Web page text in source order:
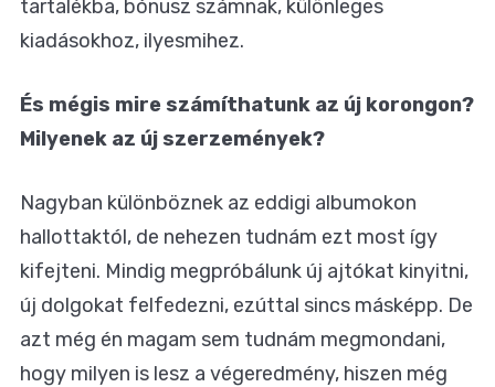
tartalékba, bónusz számnak, különleges
kiadásokhoz, ilyesmihez.
És mégis mire számíthatunk az új korongon?
Milyenek az új szerzemények?
Nagyban különböznek az eddigi albumokon
hallottaktól, de nehezen tudnám ezt most így
kifejteni. Mindig megpróbálunk új ajtókat kinyitni,
új dolgokat felfedezni, ezúttal sincs másképp. De
azt még én magam sem tudnám megmondani,
hogy milyen is lesz a végeredmény, hiszen még